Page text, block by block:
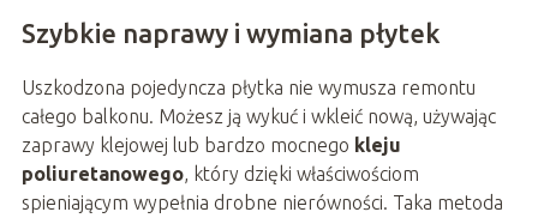
Szybkie naprawy i wymiana płytek
Uszkodzona pojedyncza płytka nie wymusza remontu
całego balkonu. Możesz ją wykuć i wkleić nową, używając
zaprawy klejowej lub bardzo mocnego kleju
poliuretanowego, który dzięki właściwościom
spieniającym wypełnia drobne nierówności. Taka metoda